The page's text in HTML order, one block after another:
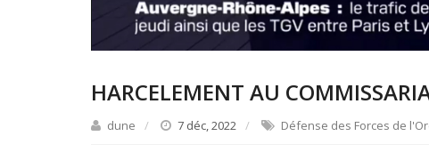
HARCELEMENT AU
dune 7 déc, 2022 Défense des Forces de